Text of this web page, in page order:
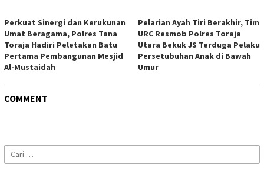
Perkuat Sinergi dan Kerukunan
Umat Beragama, Polres Tana
Toraja Hadiri Peletakan Batu
Pertama Pembangunan Mesjid
Al-Mustaidah
Pelarian Ayah Tiri Berakhir, Tim
URC Resmob Polres Toraja
Utara Bekuk JS Terduga Pelaku
Persetubuhan Anak di Bawah
Umur
COMMENT
Cari
untuk: